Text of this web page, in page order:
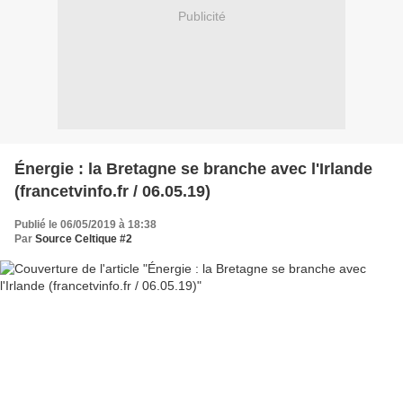
Publicité
Énergie : la Bretagne se branche avec l'Irlande
(francetvinfo.fr / 06.05.19)
Publié le 06/05/2019 à 18:38
Par Source Celtique #2